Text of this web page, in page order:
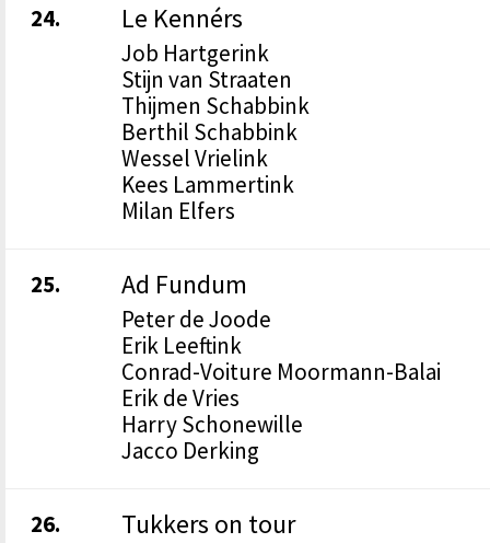
24. Le Kennérs
Job Hartgerink
Stijn van Straaten
Thijmen Schabbink
Berthil Schabbink
Wessel Vrielink
Kees Lammertink
Milan Elfers
25. Ad Fundum
Peter de Joode
Erik Leeftink
Conrad-Voiture Moormann-Balai
Erik de Vries
Harry Schonewille
Jacco Derking
26. Tukkers on tour